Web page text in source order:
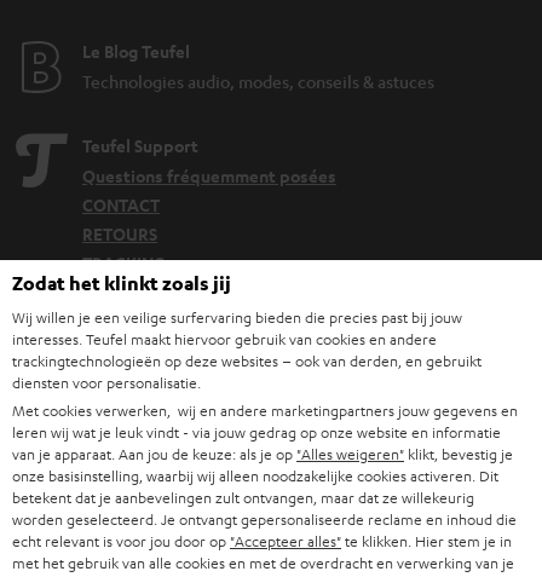
Le casque audio Cage de Teufel
haut-parleurs en passant par la carte son USB intégrée.
« Mixed Audio Play » peut fusionner les signaux audio du Smartphone et de
la console. Cela vous permet d’écouter les musiques de votre Smartphone
tout en jouant.
Le microphone peut être branché du côté droit ou gauche du casque.
Nombreuses possibilités de paramétrages grâce à l’équaliseur via
Teufel Audio Centeret les touches de commande situées sur le casque.
Un casque Gaming doit être polyvalent
Un casque audio Gaming devrait faire preuve de précision sur toute la
gamme de fréquence. Le domaine des graves par exemple est
particulièrement important.
Une carte son intégrée prenant en charge les codecs Surround peuvent
modifier fondamentalement votre expérience de jeu.
Les casques audio circum-auriculaires peuvent s’avérer très confortables
et idéaux pour de longues cessions de jeux.
Le microphone doit disposer d’une fonction de réduction des parasites
Le Blog Teufel
Technologies audio, modes, conseils & astuces
Teufel Support
Questions fréquemment posées
CONTACT
RETOURS
TRACKING
Localisateur de magasins
Découvrez nos produits de près et venez au magasin pour
des conseils personnalisés.
JUSQU'À -
€ 45
Zodat het klinkt zoals jij
Wij willen je een veilige surfervaring bieden die precies past bij jouw
interesses. Teufel maakt hiervoor gebruik van cookies en andere
trackingtechnologieën op deze websites – ook van derden, en gebruikt
diensten voor personalisatie.
Met cookies verwerken, wij en andere marketingpartners jouw gegevens en
leren wij wat je leuk vindt - via jouw gedrag op onze website en informatie
van je apparaat. Aan jou de keuze: als je op "Alles weigeren" klikt, bevestig je
onze basisinstelling, waarbij wij alleen noodzakelijke cookies activeren. Dit
betekent dat je aanbevelingen zult ontvangen, maar dat ze willekeurig
worden geselecteerd. Je ontvangt gepersonaliseerde reclame en inhoud die
echt relevant is voor jou door op "Accepteer alles"te klikken. Hier stem je in
met het gebruik van alle cookies en met de overdracht en verwerking van je